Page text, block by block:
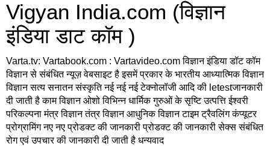
Vigyan India.com (विज्ञान
इंडिया डाट कॉम )
Varta.tv: Vartabook.com : Vartavideo.com विज्ञान इंडिया डॉट कॉम
विज्ञान से संबंधित न्यूज़ वेबसाइट है इसमें प्रकार के भारतीय आध्यात्मिक विज्ञान
विज्ञान सत्य सनातन संस्कृति नई नई नई टेक्नोलॉजी आदि की letestजानकारी
दी जाती है काम विज्ञान ओशो विभिन्न धार्मिक गुरुओं के सृष्टि उत्पत्ति ईश्वरी
परिकल्पना मंत्र विज्ञान तंत्र विज्ञान आधुनिक विज्ञान टाइम ट्रैवलिंग कंप्यूटर
प्रोग्रामिंग नए नए प्रोडक्ट की जानकारी प्रोडक्ट की जानकारी सेक्स संबंधित
रोग एवं उपचार की जानकारी दी जाती है धन्यवाद